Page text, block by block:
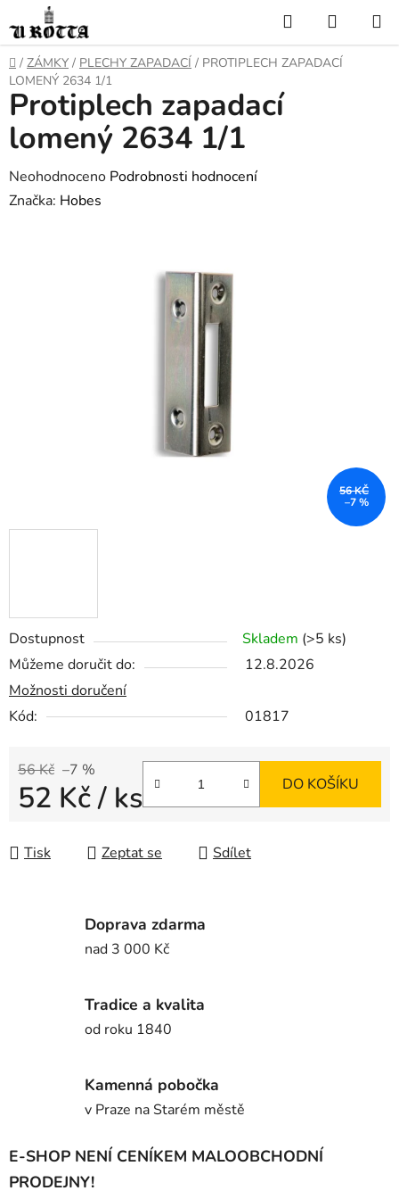
na
obsah
Hledat
KOŠÍK
DOMŮ
/ ZÁMKY / PLECHY ZAPADACÍ / PROTIPLECH ZAPADACÍ
LOMENÝ 2634 1/1
Dostupnost Skladem (>5 ks)
Můžeme doručit do:
12.8.2026
Možnosti doručení
Kód:
01817
56 Kč –7 %
52 Kč/ ks DO KOŠÍKU
Tisk Zeptat se Sdílet
Protiplech zapadací
lomený 2634 1/1
Průměrné
hodnocení
Neohodnoceno Podrobnosti hodnocení
Značka: Hobes
56 KČ
–7 %
Doprava zdarma
nad 3 000 Kč
Tradice a kvalita
od roku 1840
Kamenná pobočka
v Praze na Starém městě
E-SHOP NENÍ CENÍKEM MALOOBCHODNÍ
PRODEJNY!